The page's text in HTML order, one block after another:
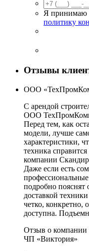
Я принимаю
политику
Отзывы
ООО
С арендой
ООО
Перед тем, как
модели, лучше
характеристики,
техника
компании
Даже если есть
подробно пояснят
доставкой
четко, конкретно,
доступна.
Отзыв о компании
ЧП «Виктория»